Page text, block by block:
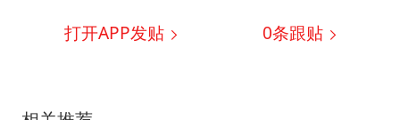
打开APP发贴 0条跟贴